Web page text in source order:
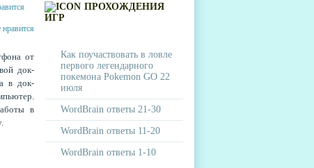
от
док-
в док-
в
ПРОХОЖДЕНИЯ
ИГР
Как поучаствовать в ловле
первого легендарного
покемона Pokemon GO 22
июля
WordBrain ответы 21-30
WordBrain ответы 11-20
WordBrain ответы 1-10